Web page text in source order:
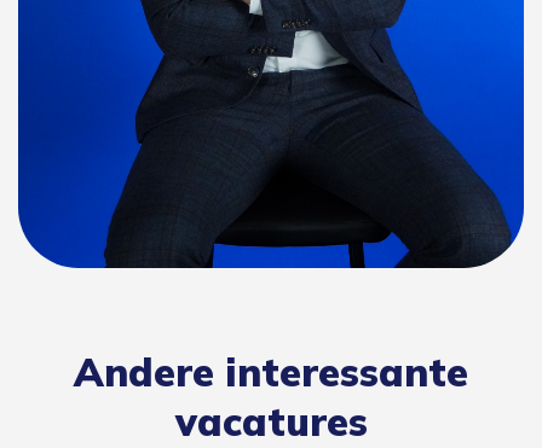
Andere interessante
vacatures